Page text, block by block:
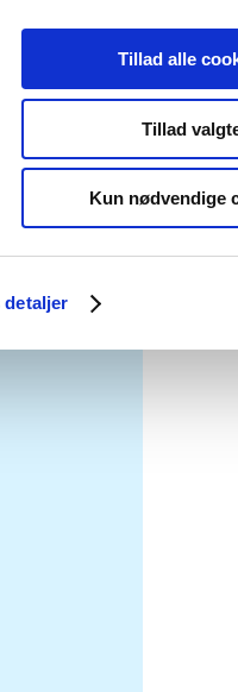
detaljer
Tillad alle
Tillad
Kun nødvendige